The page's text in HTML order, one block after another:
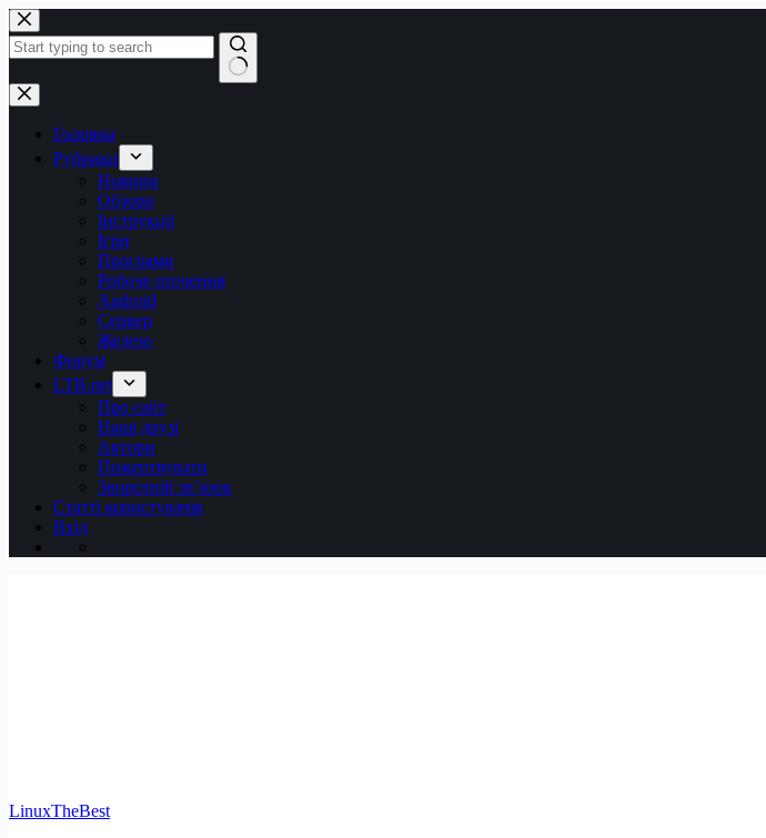
Перейти
до
вмісту
Немає
результатів
Головна
Рубрики
Новини
Обзори
Інструкції
Ігри
Програми
Робоче оточення
Android
Сервер
Железо
Форум
LTB.net
Про сайт
Наші друзі
Автори
Пожертвувати
Зворотній зв’язок
Статті користувачів
Вхід
LinuxTheBest